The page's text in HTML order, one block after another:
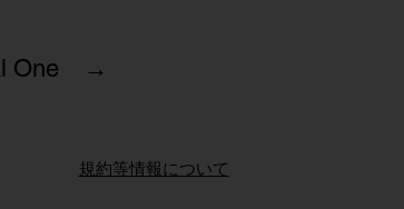
One →
規約等情報について